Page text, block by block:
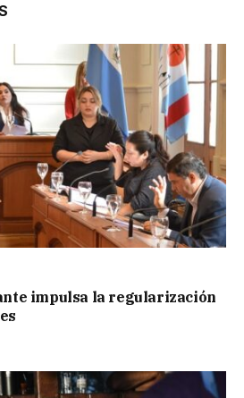
impulsa la regularización